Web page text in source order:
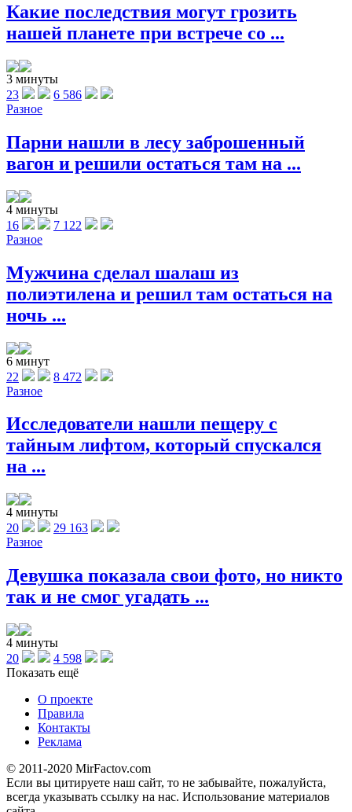
Какие последствия могут грозить
нашей планете при встрече со ...
3 минуты
23
6 586
Разное
Парни нашли в лесу заброшенный
вагон и решили остаться там на ...
4 минуты
16
7 122
Разное
Мужчина сделал шалаш из
полиэтилена и решил там остаться на
ночь ...
6 минут
22
8 472
Разное
Исследователи нашли пещеру с
тайным лифтом, который спускался
на ...
4 минуты
20
29 163
Разное
Девушка показала свои фото, но никто
так и не смог угадать ...
4 минуты
20
4 598
Показать ещё
О проекте
Правила
Контакты
Реклама
© 2011-2020 MirFactov.com
Если вы цитируете наш сайт, то не забывайте, пожалуйста,
всегда указывать ссылку на нас. Использование материалов